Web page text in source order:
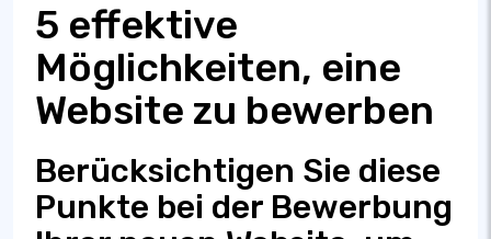
5 effektive
Möglichkeiten, eine
Website zu bewerben
Berücksichtigen Sie diese
Punkte bei der Bewerbung